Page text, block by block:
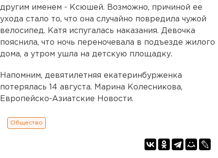
другим именем - Ксюшей. Возможно, причиной ее
ухода стало то, что она случайно повредила чужой
велосипед. Катя испугалась наказания. Девочка
пояснила, что ночь переночевала в подъезде жилого
дома, а утром ушла на детскую площадку.
Напомним, девятилетняя екатеринбурженка
потерялась 14 августа. Марина Колесникова,
Европейско-Азиатские Новости.
Общество